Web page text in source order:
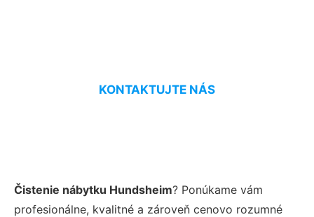
KONTAKTUJTE NÁS
Čistenie nábytku Hundsheim? Ponúkame vám
profesionálne, kvalitné a zároveň cenovo rozumné